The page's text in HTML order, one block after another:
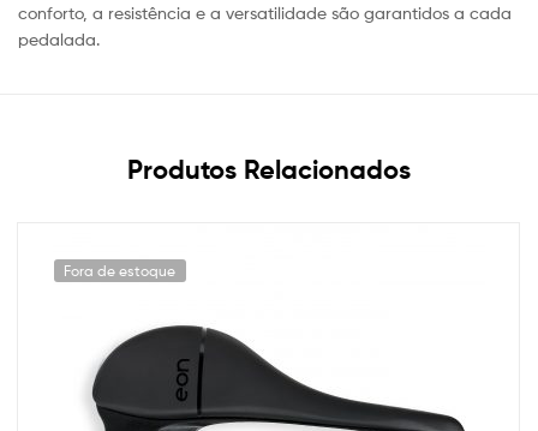
conforto, a resistência e a versatilidade são garantidos a cada
pedalada.
Produtos Relacionados
Fora de estoque